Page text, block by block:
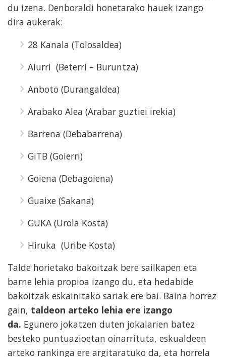
du izena. Denboraldi honetarako hauek izango
dira aukerak:
28 Kanala (Tolosaldea)
Aiurri (Beterri – Buruntza)
Anboto (Durangaldea)
Arabako Alea (Arabar guztiei irekia)
Barrena (Debabarrena)
GiTB (Goierri)
Goiena (Debagoiena)
Guaixe (Sakana)
GUKA (Urola Kosta)
Hiruka (Uribe Kosta)
Talde horietako bakoitzak bere sailkapen eta
barne lehia propioa izango du, eta hedabide
bakoitzak eskainitako sariak ere bai. Baina horrez
gain, taldeon arteko lehia ere izango
da. Egunero jokatzen duten jokalarien batez
besteko puntuazioetan oinarrituta, eskualdeen
arteko rankinga ere argitaratuko da, eta horrela